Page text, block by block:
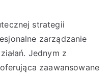
strategii
zarządzanie
Jednym z
zaawansowane